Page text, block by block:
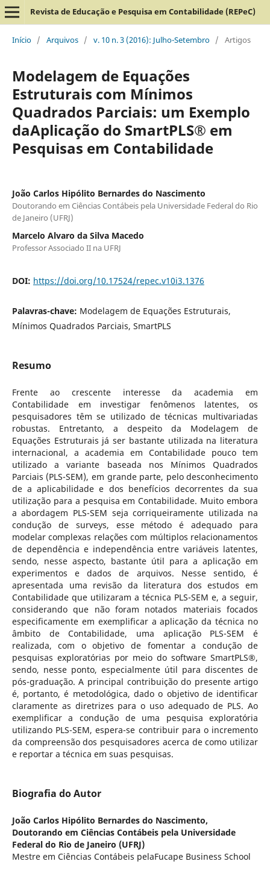
Revista de Educação e Pesquisa em Contabilidade (REPeC)
Início / Arquivos / v. 10 n. 3 (2016): Julho-Setembro / Artigos
Modelagem de Equações
Estruturais com Mínimos
Quadrados Parciais: um Exemplo
daAplicação do SmartPLS® em
Pesquisas em Contabilidade
João Carlos Hipólito Bernardes do Nascimento
Doutorando em Ciências Contábeis pela Universidade Federal do Rio
de Janeiro (UFRJ)
Marcelo Alvaro da Silva Macedo
Professor Associado II na UFRJ
DOI: https://doi.org/10.17524/repec.v10i3.1376
Palavras-chave: Modelagem de Equações Estruturais,
Mínimos Quadrados Parciais, SmartPLS
Resumo
Frente ao crescente interesse da academia em
Contabilidade em investigar fenômenos latentes, os
pesquisadores têm se utilizado de técnicas multivariadas
robustas. Entretanto, a despeito da Modelagem de
Equações Estruturais já ser bastante utilizada na literatura
internacional, a academia em Contabilidade pouco tem
utilizado a variante baseada nos Mínimos Quadrados
Parciais (PLS-SEM), em grande parte, pelo desconhecimento
de a aplicabilidade e dos benefícios decorrentes da sua
utilização para a pesquisa em Contabilidade. Muito embora
a abordagem PLS-SEM seja corriqueiramente utilizada na
condução de surveys, esse método é adequado para
modelar complexas relações com múltiplos relacionamentos
de dependência e independência entre variáveis latentes,
sendo, nesse aspecto, bastante útil para a aplicação em
experimentos e dados de arquivos. Nesse sentido, é
apresentada uma revisão da literatura dos estudos em
Contabilidade que utilizaram a técnica PLS-SEM e, a seguir,
considerando que não foram notados materiais focados
especificamente em exemplificar a aplicação da técnica no
âmbito de Contabilidade, uma aplicação PLS-SEM é
realizada, com o objetivo de fomentar a condução de
pesquisas exploratórias por meio do software SmartPLS®,
sendo, nesse ponto, especialmente útil para discentes de
pós-graduação. A principal contribuição do presente artigo
é, portanto, é metodológica, dado o objetivo de identificar
claramente as diretrizes para o uso adequado de PLS. Ao
exemplificar a condução de uma pesquisa exploratória
utilizando PLS-SEM, espera-se contribuir para o incremento
da compreensão dos pesquisadores acerca de como utilizar
e reportar a técnica em suas pesquisas.
Biografia do Autor
João Carlos Hipólito Bernardes do Nascimento,
Doutorando em Ciências Contábeis pela Universidade
Federal do Rio de Janeiro (UFRJ)
Mestre em Ciências Contábeis pelaFucape Business School